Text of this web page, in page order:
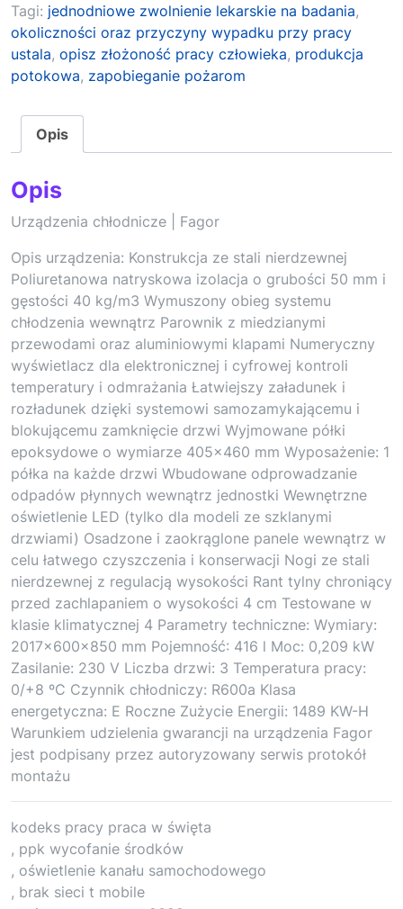
Tagi: jednodniowe zwolnienie lekarskie na badania,
okoliczności oraz przyczyny wypadku przy pracy
ustala, opisz złożoność pracy człowieka, produkcja
potokowa, zapobieganie pożarom
Opis
Opis
Urządzenia chłodnicze | Fagor
Opis urządzenia: Konstrukcja ze stali nierdzewnej
Poliuretanowa natryskowa izolacja o grubości 50 mm i
gęstości 40 kg/m3 Wymuszony obieg systemu
chłodzenia wewnątrz Parownik z miedzianymi
przewodami oraz aluminiowymi klapami Numeryczny
wyświetlacz dla elektronicznej i cyfrowej kontroli
temperatury i odmrażania Łatwiejszy załadunek i
rozładunek dzięki systemowi samozamykającemu i
blokującemu zamknięcie drzwi Wyjmowane półki
epoksydowe o wymiarze 405×460 mm Wyposażenie: 1
półka na każde drzwi Wbudowane odprowadzanie
odpadów płynnych wewnątrz jednostki Wewnętrzne
oświetlenie LED (tylko dla modeli ze szklanymi
drzwiami) Osadzone i zaokrąglone panele wewnątrz w
celu łatwego czyszczenia i konserwacji Nogi ze stali
nierdzewnej z regulacją wysokości Rant tylny chroniący
przed zachlapaniem o wysokości 4 cm Testowane w
klasie klimatycznej 4 Parametry techniczne: Wymiary:
2017x600x850 mm Pojemność: 416 l Moc: 0,209 kW
Zasilanie: 230 V Liczba drzwi: 3 Temperatura pracy:
0/+8 ºC Czynnik chłodniczy: R600a Klasa
energetyczna: E Roczne Zużycie Energii: 1489 KW-H
Warunkiem udzielenia gwarancji na urządzenia Fagor
jest podpisany przez autoryzowany serwis protokół
montażu
kodeks pracy praca w święta
, ppk wycofanie środków
, oświetlenie kanału samochodowego
, brak sieci t mobile